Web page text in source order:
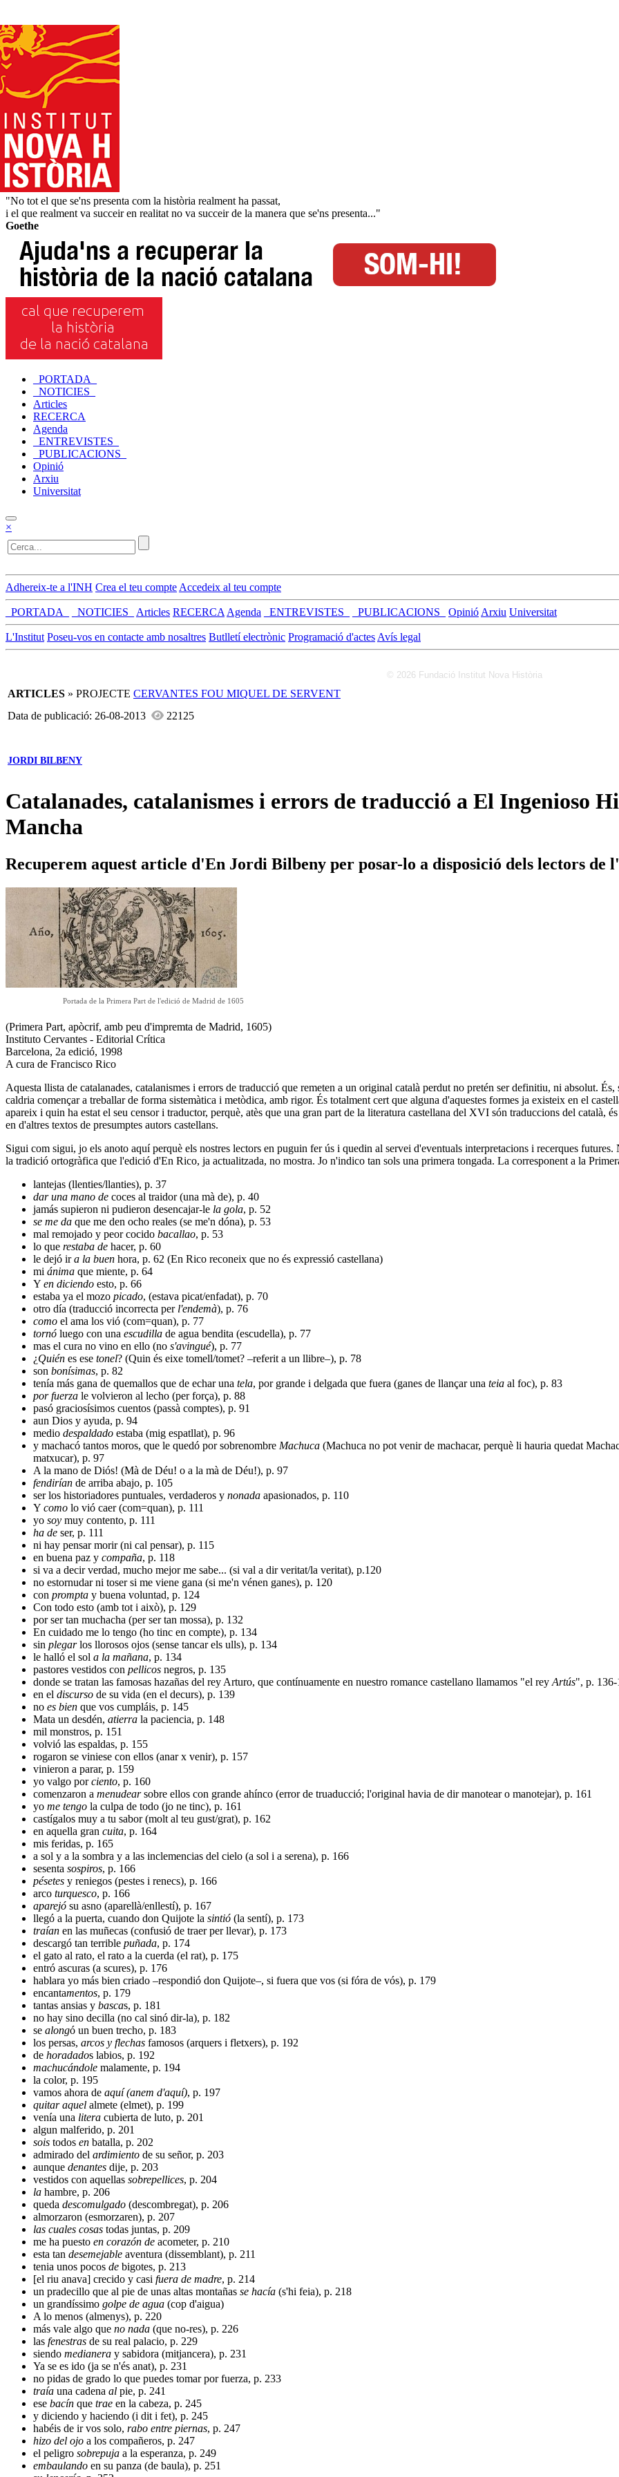
"No tot el que se'ns presenta com la història realment ha passat,
i el que realment va succeir en realitat no va succeir de la manera que se'ns presenta..."
Goethe
_PORTADA_
_NOTICIES_
Articles
RECERCA
Agenda
_ENTREVISTES_
_PUBLICACIONS_
Opinió
Arxiu
Universitat
×
Adhereix-te a l'INH Crea el teu compte Accedeix al teu compte
_PORTADA_ _NOTICIES_ Articles RECERCA Agenda _ENTREVISTES_ _PUBLICACIONS_ Opinió Arxiu Universitat
L'Institut Poseu-vos en contacte amb nosaltres Butlletí electrònic Programació d'actes Avís legal
© 2026 Fundació Institut Nova Història
ARTICLES » PROJECTE CERVANTES FOU MIQUEL DE SERVENT
Data de publicació: 26-08-2013
22125
JORDI BILBENY
Catalanades, catalanismes i errors de traducció a El Ingenioso
Mancha
Recuperem aquest article d'En Jordi Bilbeny per posar-lo a disposició dels lectors
Portada de la Primera Part de l'edició de Madrid de 1605
(Primera Part, apòcrif, amb peu d'impremta de Madrid, 1605)
Instituto Cervantes - Editorial Crítica
Barcelona, 2a edició, 1998
A cura de Francisco Rico
Aquesta llista de catalanades, catalanismes i errors de traducció que remeten a un original català perdut no pretén ser definitiu, ni absolut.
caldria començar a treballar de forma sistemàtica i metòdica, amb rigor. És totalment cert que alguna d'aquestes formes ja existeix en el
apareix i quin ha estat el seu censor i traductor, perquè, atès que una gran part de la literatura castellana del XVI són traduccions del català,
en d'altres textos de presumptes autors castellans.
Sigui com sigui, jo els anoto aquí perquè els nostres lectors en puguin fer ús i quedin al servei d'eventuals interpretacions i recerques
la tradició ortogràfica que l'edició d'En Rico, ja actualitzada, no mostra. Jo n'indico tan sols una primera tongada. La corresponent a la
lantejas (llenties/llanties), p. 37
dar una mano de coces al traidor (una mà de), p. 40
jamás supieron ni pudieron desencajar-le la gola, p. 52
se me da que me den ocho reales (se me'n dóna), p. 53
mal remojado y peor cocido bacallao, p. 53
lo que restaba de hacer, p. 60
le dejó ira la buen hora, p. 62 (En Rico reconeix que no és expressió castellana)
mi ánima que miente, p. 64
Y en diciendo esto, p. 66
estaba ya el mozo picado, (estava picat/enfadat), p. 70
otro día (traducció incorrecta per l'endemà), p. 76
como el ama los vió (com=quan), p. 77
tornó luego con una escudilla de agua bendita (escudella), p. 77
mas el cura no vino en ello (no s'avingué), p. 77
¿Quién es ese tonel? (Quin és eixe tomell/tomet? –referit a un llibre–), p. 78
son bonísimas, p. 82
tenía más gana de quemallos que de echar una tela, por grande i delgada que fuera (ganes de llançar una teia al foc), p. 83
por fuerza le volvieron al lecho (per força), p. 88
pasó graciosísimos cuentos (passà comptes), p. 91
aun Dios y ayuda, p. 94
medio despaldado estaba (mig espatllat), p. 96
y machacó tantos moros, que le quedó por sobrenombre Machuca (Machuca no pot venir de machacar, perquè li hauria quedat
matxucar), p. 97
A la mano de Diós! (Mà de Déu! o a la mà de Déu!), p. 97
fendirían de arriba abajo, p. 105
ser los historiadores puntuales, verdaderos y nonada apasionados, p. 110
Y como lo vió caer (com=quan), p. 111
yo soy muy contento, p. 111
ha de ser, p. 111
ni hay pensar morir (ni cal pensar), p. 115
en buena paz y compaña, p. 118
si va a decir verdad, mucho mejor me sabe... (si val a dir veritat/la veritat), p.120
no estornudar ni toser si me viene gana (si me'n vénen ganes), p. 120
con prompta y buena voluntad, p. 124
Con todo esto (amb tot i això), p. 129
por ser tan muchacha (per ser tan mossa), p. 132
En cuidado me lo tengo (ho tinc en compte), p. 134
sin plegarlos llorosos ojos (sense tancar els ulls), p. 134
le halló el sol a la mañana, p. 134
pastores vestidos con pellicos negros, p. 135
donde se tratan las famosas hazañas del rey Arturo, que contínuamente en nuestro romance castellano llamamos "el rey Artús", p. 136-
en el discurso de su vida (en el decurs), p. 139
no es bien que vos cumpláis, p. 145
Mata un desdén, atierra la paciencia, p. 148
mil monstros, p. 151
volvió las espaldas, p. 155
rogaron se viniese con ellos (anar x venir), p. 157
vinieron a parar, p. 159
yo valgo porciento, p. 160
comenzaron a menudearsobre ellos con grande ahínco (error de truaducció; l'original havia de dir manotear o manotejar), p. 161
yo me tengo la culpa de todo (jo ne tinc), p. 161
castígalos muy a tu sabor (molt al teu gust/grat), p. 162
en aquella gran cuita, p. 164
mis feridas, p. 165
a sol y a la sombra y a las inclemencias del cielo (a sol i a serena), p. 166
sesenta sospiros, p. 166
pésetes y reniegos (pestes i renecs), p. 166
arco turquesco, p. 166
aparejó su asno (aparellà/enllestí), p. 167
llegó a la puerta, cuando don Quijote la sintió (la sentí), p. 173
traían en las muñecas (confusió de traer per llevar), p. 173
descargó tan terrible puñada, p. 174
el gato al rato, el rato a la cuerda (el rat), p. 175
entró ascuras (a scures), p. 176
hablara yo más bien criado –respondió don Quijote–, si fuera que vos (si fóra de vós), p. 179
encantamentos, p. 179
tantas ansias y bascas, p. 181
no hay sino decilla (no cal sinó dir-la), p. 182
se alongó un buen trecho, p. 183
los persas, arcos y flechas famosos (arquers i fletxers), p. 192
de horadados labios, p. 192
machucándole malamente, p. 194
la color, p. 195
vamos ahora de aquí (anem d'aquí), p. 197
quitar aquel almete (elmet), p. 199
venía una litera cubierta de luto, p. 201
algun malferido, p. 201
sois todos en batalla, p. 202
admirado del ardimiento de su señor, p. 203
aunque denantes dije, p. 203
vestidos con aquellas sobrepellices, p. 204
la hambre, p. 206
queda descomulgado (descombregat), p. 206
almorzaron (esmorzaren), p. 207
las cuales cosas todas juntas, p. 209
me ha puesto en corazón de acometer, p. 210
esta tan desemejable aventura (dissemblant), p. 211
tenia unos pocos de bigotes, p. 213
[el riu anava] crecido y casi fuera de madre, p. 214
un pradecillo que al pie de unas altas montañas se hacía (s'hi feia), p. 218
un grandíssimo golpe de agua (cop d'aigua)
A lo menos (almenys), p. 220
más vale algo que no nada (que no-res), p. 226
las fenestras de su real palacio, p. 229
siendo medianera y sabidora (mitjancera), p. 231
Ya se es ido (ja se n'és anat), p. 231
no pidas de grado lo que puedes tomar por fuerza, p. 233
traía una cadena al pie, p. 241
ese bacín que trae en la cabeza, p. 245
y diciendo y haciendo (i dit i fet), p. 245
habéis de ir vos solo, rabo entre piernas, p. 247
hizo del ojo a los compañeros, p. 247
el peligro sobrepuja a la esperanza, p. 249
embaulando en su panza (de baula), p. 251